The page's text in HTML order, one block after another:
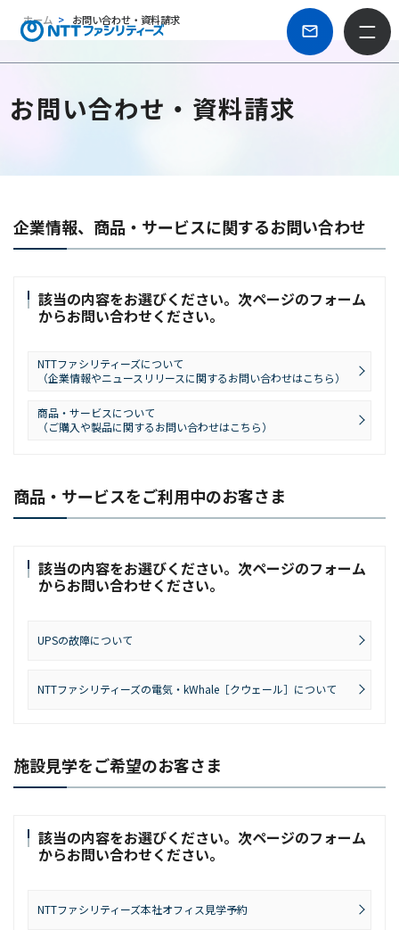
ホーム お問い合わせ・資料請求
お問い合わせ・資料請求
企業情報、商品・サービスに関するお問い合わせ
該当の内容をお選びください。次ページのフォーム
からお問い合わせください。
NTTファシリティーズについて
（企業情報やニュースリリースに関するお問い合わせはこちら）
商品・サービスについて
（ご購入や製品に関するお問い合わせはこちら）
商品・サービスをご利用中のお客さま
該当の内容をお選びください。次ページのフォーム
からお問い合わせください。
UPSの故障について
NTTファシリティーズの電気・kWhale［クウェール］について
施設見学をご希望のお客さま
該当の内容をお選びください。次ページのフォーム
からお問い合わせください。
NTTファシリティーズ本社オフィス見学予約